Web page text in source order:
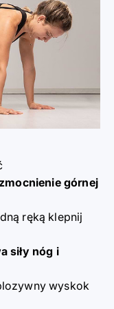
górnej
ręką klepnij
siły nóg i
wyskok